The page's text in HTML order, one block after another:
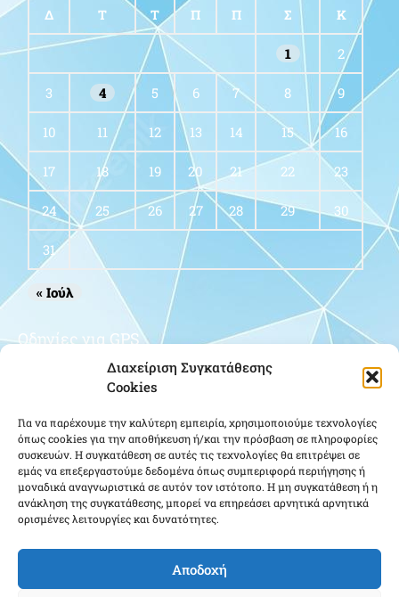
Διαχείριση Συγκατάθεσης
Cookies
Για να παρέχουμε την καλύτερη εμπειρία, χρησιμοποιούμε τεχνολογίες
όπως cookies για την αποθήκευση ή/και την πρόσβαση σε πληροφορίες
συσκευών. Η συγκατάθεση σε αυτές τις τεχνολογίες θα επιτρέψει σε
εμάς να επεξεργαστούμε δεδομένα όπως συμπεριφορά περιήγησης ή
μοναδικά αναγνωριστικά σε αυτόν τον ιστότοπο. Η μη συγκατάθεση ή η
ανάκληση της συγκατάθεσης, μπορεί να επηρεάσει αρνητικά αρνητικά
ορισμένες λειτουργίες και δυνατότητες.
Αποδοχή
Δ Τ Τ Π Π Σ Κ
1 2
3 4 5 6 7 8 9
10 11 12 13 14 15 16
17 18 19 20 21 22 23
24 25 26 27 28 29 30
31
« Ιούλ
Οδηγίες για GPS
Κάντε κλικ για να αποδεχτείτε cookies
εμπορικής προώθησης και να